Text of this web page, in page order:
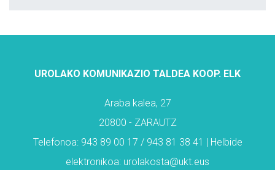
UROLAKO KOMUNIKAZIO TALDEA KOOP. ELK
Araba kalea, 27
20800 - ZARAUTZ
Telefonoa: 943 89 00 17 / 943 81 38 41 | Helbide
elektronikoa: urolakosta@ukt.eus